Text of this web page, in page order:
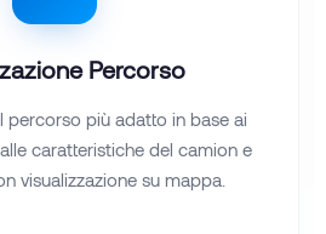
Percorso
percorso più adatto in base ai
caratteristiche del camion e
visualizzazione su mappa.